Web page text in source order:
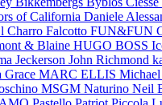
of California Daniele
Charro Falcotto FUN&FUN
& Blaine HUGO BOSS
Jeckerson John Richmond
Grace MARC ELLIS
MSGM Naturino Neil